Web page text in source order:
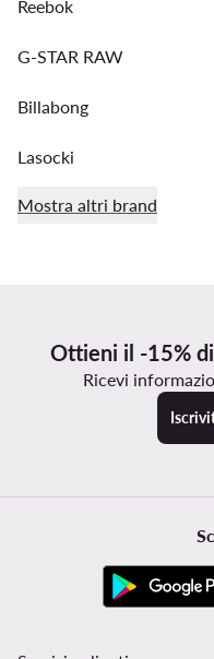
Reebok
G-STAR RAW
Billabong
Lasocki
Mostra altri brand
Ottieni il -15%
Ricevi